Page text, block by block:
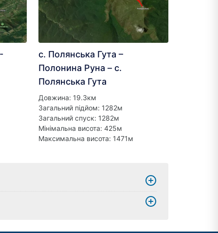
с. Полянська Гута –
Полонина Руна – с.
Полянська Гута
Довжина: 19.3км
Загальний підйом: 1282м
Загальний спуск: 1282м
Мінімальна висота: 425м
Максимальна висота: 1471м